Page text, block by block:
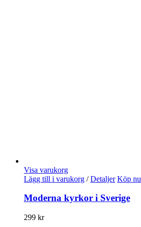
Visa varukorg
Lägg till i varukorg / Detaljer Köp nu
Moderna kyrkor i Sverige
299 kr